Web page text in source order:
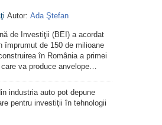
Autor: Ada Ştefan
de Investiţii (BEI) a acordat
împrumut de 150 de milioane
în România a primei
va produce anvelope…